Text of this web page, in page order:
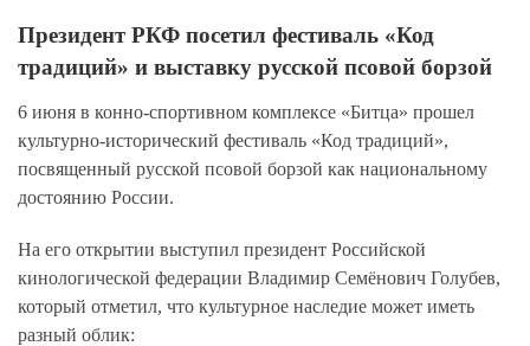
Президент РКФ посетил фестиваль «Код
традиций» и выставку русской псовой борзой
6 июня в конно-спортивном комплексе «Битца» прошел
культурно-исторический фестиваль «Код традиций»,
посвященный русской псовой борзой как национальному
достоянию России.
На его открытии выступил президент Российской
кинологической федерации Владимир Семёнович Голубев,
который отметил, что культурное наследие может иметь
разный облик: